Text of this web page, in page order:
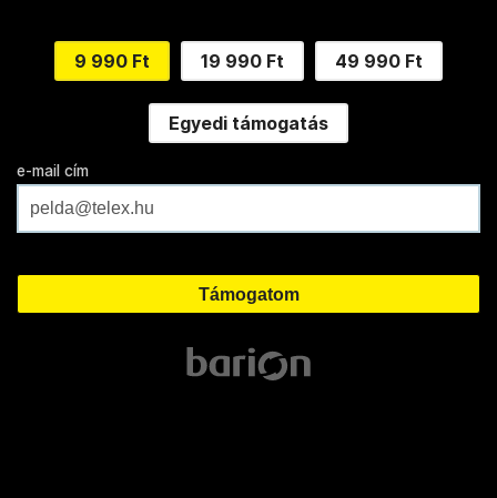
9 990 Ft 19 990 Ft 49 990 Ft
Egyedi támogatás
e-mail cím